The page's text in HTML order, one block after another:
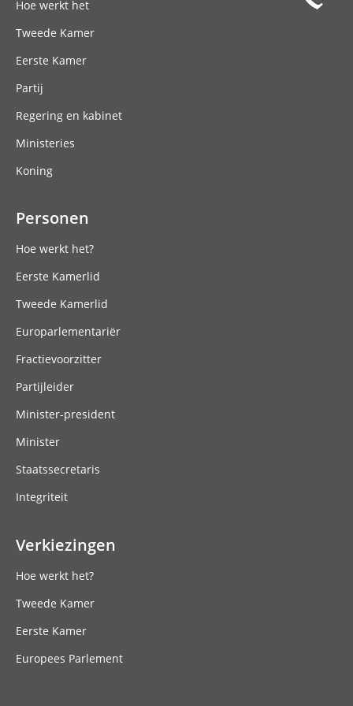
Hoe werkt het
Tweede Kamer
Eerste Kamer
Partij
Regering en kabinet
Ministeries
Koning
Personen
Hoe werkt het?
Eerste Kamerlid
Tweede Kamerlid
Europarlementariër
Fractievoorzitter
Partijleider
Minister-president
Minister
Staatssecretaris
Integriteit
Verkiezingen
Hoe werkt het?
Tweede Kamer
Eerste Kamer
Europees Parlement